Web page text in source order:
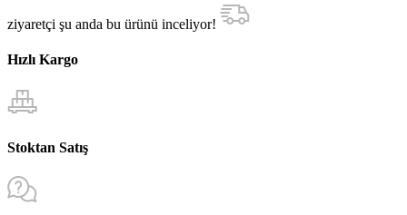
ziyaretçi şu anda bu ürünü inceliyor!
Hızlı Kargo
Stoktan Satış